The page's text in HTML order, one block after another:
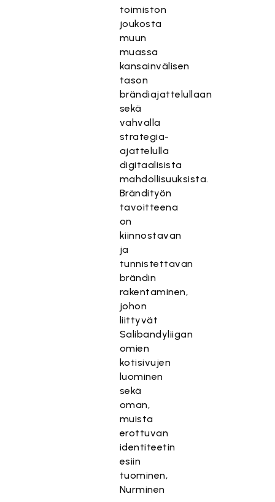
toimiston
joukosta
muun
muassa
kansainvälisen
tason
brändiajattelullaan
sekä
vahvalla
strategia-
ajattelulla
digitaalisista
mahdollisuuksista.
Brändityön
tavoitteena
on
kiinnostavan
ja
tunnistettavan
brändin
rakentaminen,
johon
liittyvät
Salibandyliigan
omien
kotisivujen
luominen
sekä
oman,
muista
erottuvan
identiteetin
esiin
tuominen,
Nurminen